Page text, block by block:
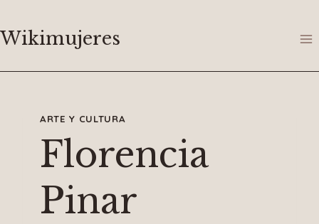
al
Wikimujeres
ARTE Y CULTURA
Florencia
Pinar